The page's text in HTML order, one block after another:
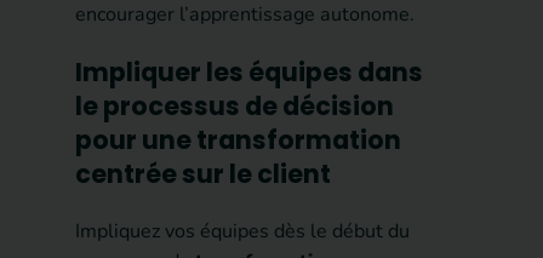
encourager l’apprentissage autonome.
Impliquer les équipes dans
le processus de décision
pour une transformation
centrée sur le client
Impliquez vos équipes dès le début du